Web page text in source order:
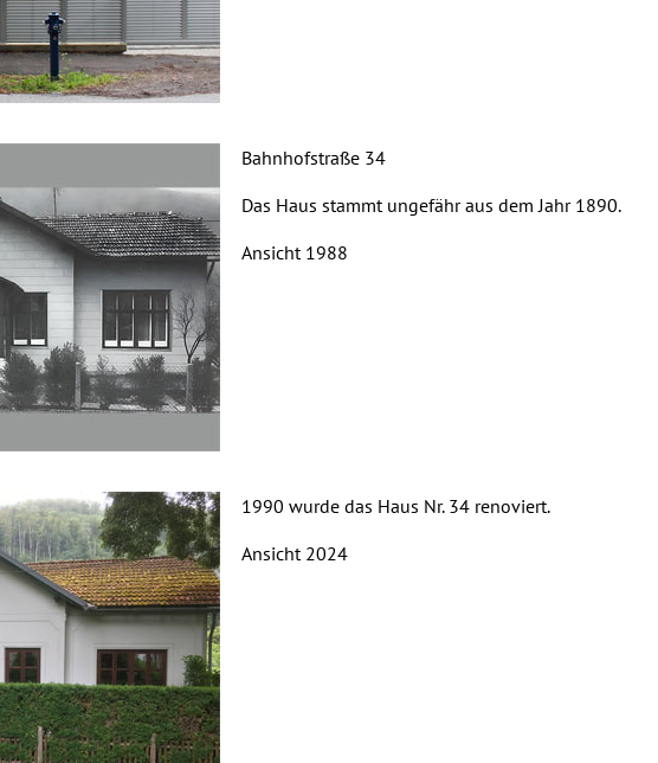
Bahnhofstraße 34
Das Haus stammt ungefähr aus dem Jahr 1890.
Ansicht 1988
1990 wurde das Haus Nr. 34 renoviert.
Ansicht 2024